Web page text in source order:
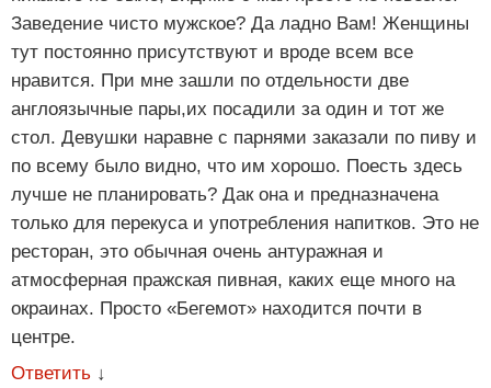
Заведение чисто мужское? Да ладно Вам! Женщины
тут постоянно присутствуют и вроде всем все
нравится. При мне зашли по отдельности две
англоязычные пары,их посадили за один и тот же
стол. Девушки наравне с парнями заказали по пиву и
по всему было видно, что им хорошо. Поесть здесь
лучше не планировать? Дак она и предназначена
только для перекуса и употребления напитков. Это не
ресторан, это обычная очень антуражная и
атмосферная пражская пивная, каких еще много на
окраинах. Просто «Бегемот» находится почти в
центре.
Ответить ↓